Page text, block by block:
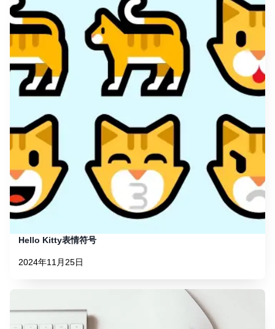
Hello Kitty表情符号
2024年11月25日